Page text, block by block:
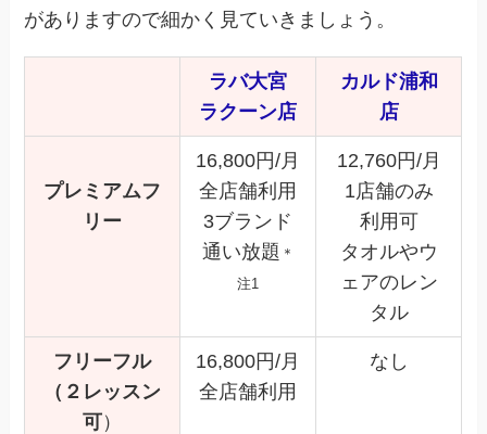
がありますので細かく見ていきましょう。
ラバ大宮
ラクーン店
カルド浦和
店
プレミアムフ
リー
16,800円/月
全店舗利用
3ブランド
通い放題 ＊
注1
12,760円/月
1店舗のみ
利用可
タオルやウ
ェアのレン
タル
フリーフル
（２レッスン
可）
16,800円/月
全店舗利用
なし